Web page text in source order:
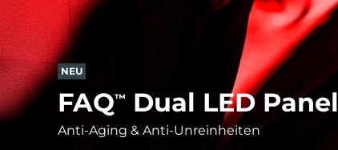
NEU
FAQ™ Dual LED Panel
Anti-Aging & Anti-Unreinheiten
FAQ™ Pure Beauty-Tech Elixir
BREAKING NEWS